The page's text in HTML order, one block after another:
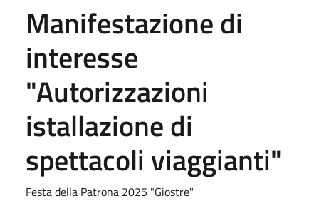
Manifestazione di
interesse
"Autorizzazioni
istallazione di
spettacoli viaggianti"
Festa della Patrona 2025 "Giostre"